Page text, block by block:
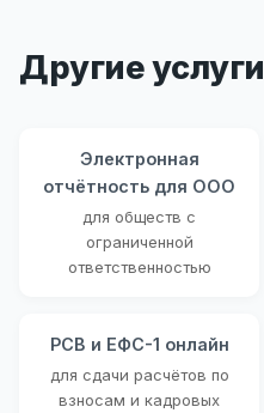
Другие услуги
Электронная
отчётность для ООО
для обществ с
ограниченной
ответственностью
РСВ и ЕФС-1 онлайн
для сдачи расчётов по
взносам и кадровых